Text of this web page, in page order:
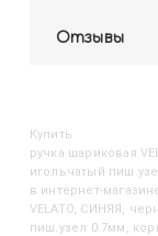
Отзывы
Купить
Ручка шариковая VELATO, СИНЯЯ, чернила на масляной основе,
игольчатый
в интернет-
VELATO, СИНЯЯ,
пиш.узел 0.7мм,